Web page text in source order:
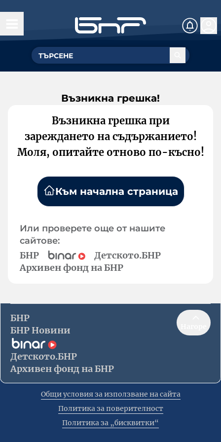
Възникна грешка!
Възникна грешка при
зареждането на съдържанието!
Моля, опитайте отново по-късно!
Към начална страница
Или проверете още от нашите
сайтове:
БНР
Детското.БНР
Архивен фонд на БНР
БНР
БНР Новини
Детското.БНР
Архивен фонд на БНР
Общи условия за използване на сайта
Политика за поверителност
Политика за „бисквитки“